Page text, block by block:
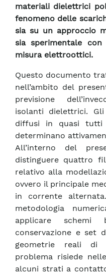
materiali dielettrici
fenomeno delle
sia su un approccio
sia sperimentale
misura elettroottici.
Questo documento
nell’ambito del
previsione
isolanti dielettrici.
diffusi in quasi
determinano
All’interno del
distinguere quattro
relativo alla
ovvero il principale
in corrente
metodologia
applicare
conservazione e set
geometrie reali di
problema risiede
alcuni strati a